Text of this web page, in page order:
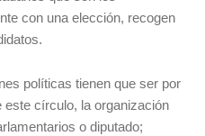
con una elección, recogen
políticas tienen que ser por
este círculo, la organización
o diputado;